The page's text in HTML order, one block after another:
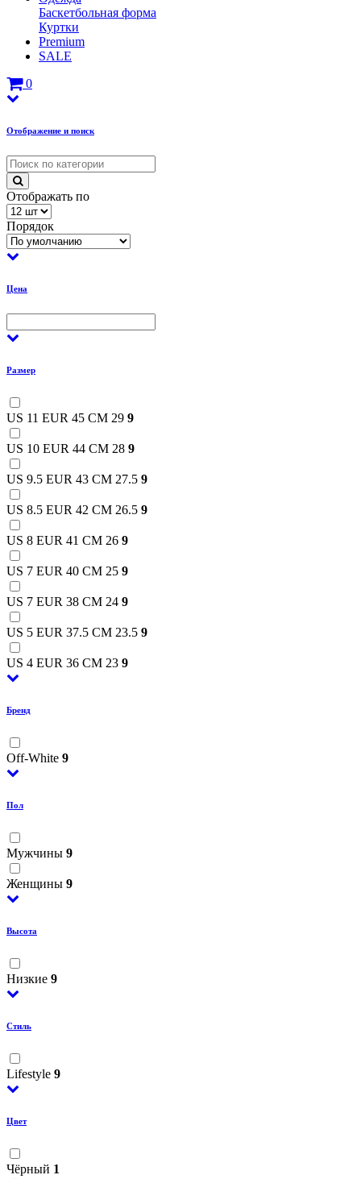
Баскетбольная форма
Куртки
Premium
SALE
0
Отображение и поиск
Отображать по
Порядок
Цена
Размер
US 11 EUR 45 CM 29 9
US 10 EUR 44 CM 28 9
US 9.5 EUR 43 CM 27.5 9
US 8.5 EUR 42 CM 26.5 9
US 8 EUR 41 CM 26 9
US 7 EUR 40 CM 25 9
US 7 EUR 38 CM 24 9
US 5 EUR 37.5 CM 23.5 9
US 4 EUR 36 CM 23 9
Бренд
Off-White 9
Пол
Мужчины 9
Женщины 9
Высота
Низкие 9
Стиль
Lifestyle 9
Цвет
Чёрный 1